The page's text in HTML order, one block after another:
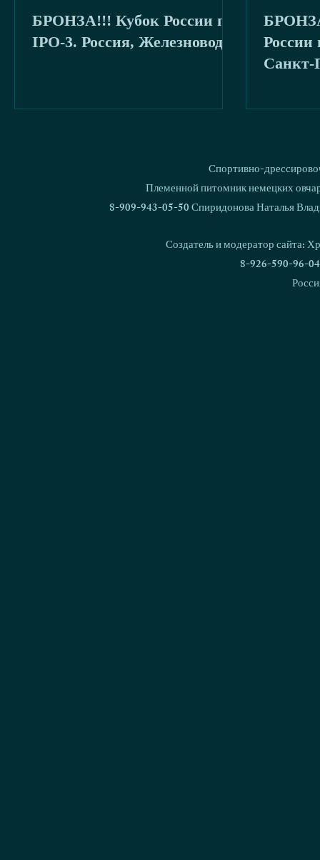
буря 2020
БРОНЗА!!! Кубок России по
IPO-3. Россия, Железноводск
России
Санкт-
Спортивно-
Племенной питомник немецких
8-909-943-05-50 Спиридонова Наталья
Создатель и модератор сайта:
8-926-590-96-